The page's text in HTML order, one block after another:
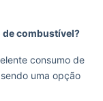
de combustível?
consumo de
uma opção